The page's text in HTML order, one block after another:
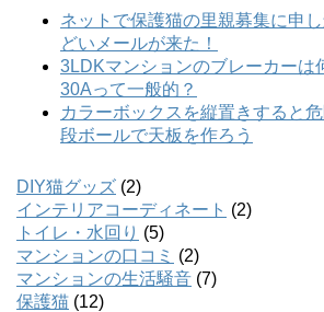
DIY猫グッズ (2)
インテリアコーディネート (2)
トイレ・水回り (5)
マンションの口コミ (2)
マンションの生活騒音 (7)
保護猫 (12)